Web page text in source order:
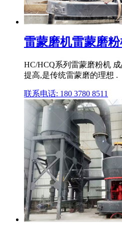
雷蒙磨机雷蒙磨
HC/HCQ系列雷蒙磨粉机
提高,是传统雷蒙磨的理想 .
联系电话: 180 3780 8511